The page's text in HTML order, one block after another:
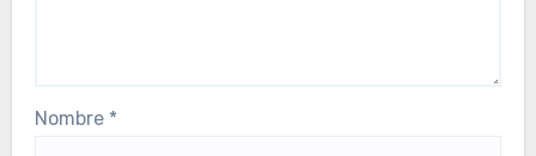
Nombre *